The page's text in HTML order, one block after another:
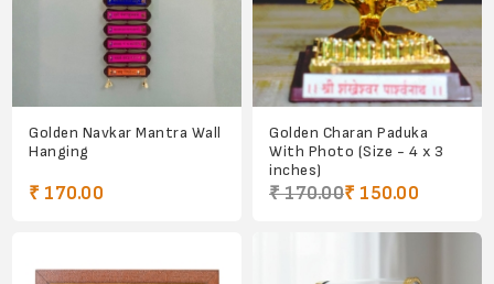
Golden Navkar Mantra Wall
Hanging
₹ 170.00
Golden Charan Paduka
With Photo (Size - 4 x 3
inches)
₹ 170.00₹ 150.00